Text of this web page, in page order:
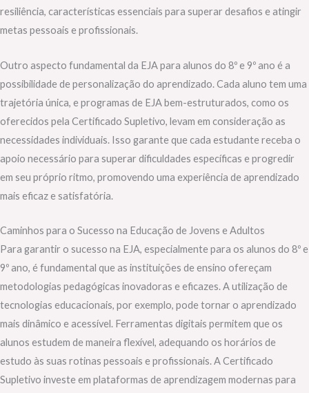
resiliência, características essenciais para superar desafios e atingir
metas pessoais e profissionais.
Outro aspecto fundamental da EJA para alunos do 8º e 9º ano é a
possibilidade de personalização do aprendizado. Cada aluno tem uma
trajetória única, e programas de EJA bem-estruturados, como os
oferecidos pela Certificado Supletivo, levam em consideração as
necessidades individuais. Isso garante que cada estudante receba o
apoio necessário para superar dificuldades específicas e progredir
em seu próprio ritmo, promovendo uma experiência de aprendizado
mais eficaz e satisfatória.
Caminhos para o Sucesso na Educação de Jovens e Adultos
Para garantir o sucesso na EJA, especialmente para os alunos do 8º e
9º ano, é fundamental que as instituições de ensino ofereçam
metodologias pedagógicas inovadoras e eficazes. A utilização de
tecnologias educacionais, por exemplo, pode tornar o aprendizado
mais dinâmico e acessível. Ferramentas digitais permitem que os
alunos estudem de maneira flexível, adequando os horários de
estudo às suas rotinas pessoais e profissionais. A Certificado
Supletivo investe em plataformas de aprendizagem modernas para